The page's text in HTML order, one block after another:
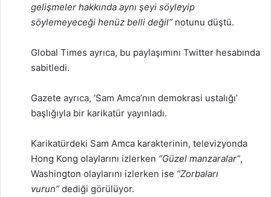
gelişmeler hakkında aynı şeyi söyleyip
söylemeyeceği henüz belli değil” notunu düştü.
Global Times ayrıca, bu paylaşımını Twitter hesabında
sabitledi.
Gazete ayrıca, ‘Sam Amca’nın demokrasi ustalığı’
başlığıyla bir karikatür yayınladı.
Karikatürdeki Sam Amca karakterinin, televizyonda
Hong Kong olaylarını izlerken “Güzel manzaralar”,
Washington olaylarını izlerken ise “Zorbaları
vurun” dediği görülüyor.